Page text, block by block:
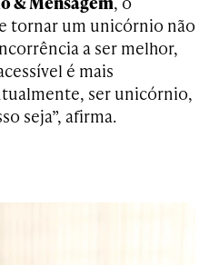
tornar um unicórnio não
a ser melhor,
é mais
ser unicórnio,
seja”, afirma.